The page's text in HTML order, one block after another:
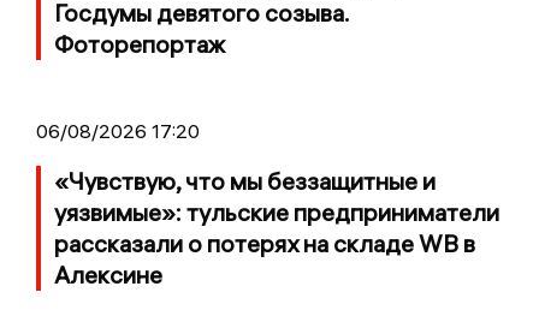
Госдумы девятого созыва.
Фоторепортаж
06/08/2026 17:20
«Чувствую, что мы беззащитные и
уязвимые»: тульские предприниматели
рассказали о потерях на складе WB в
Алексине